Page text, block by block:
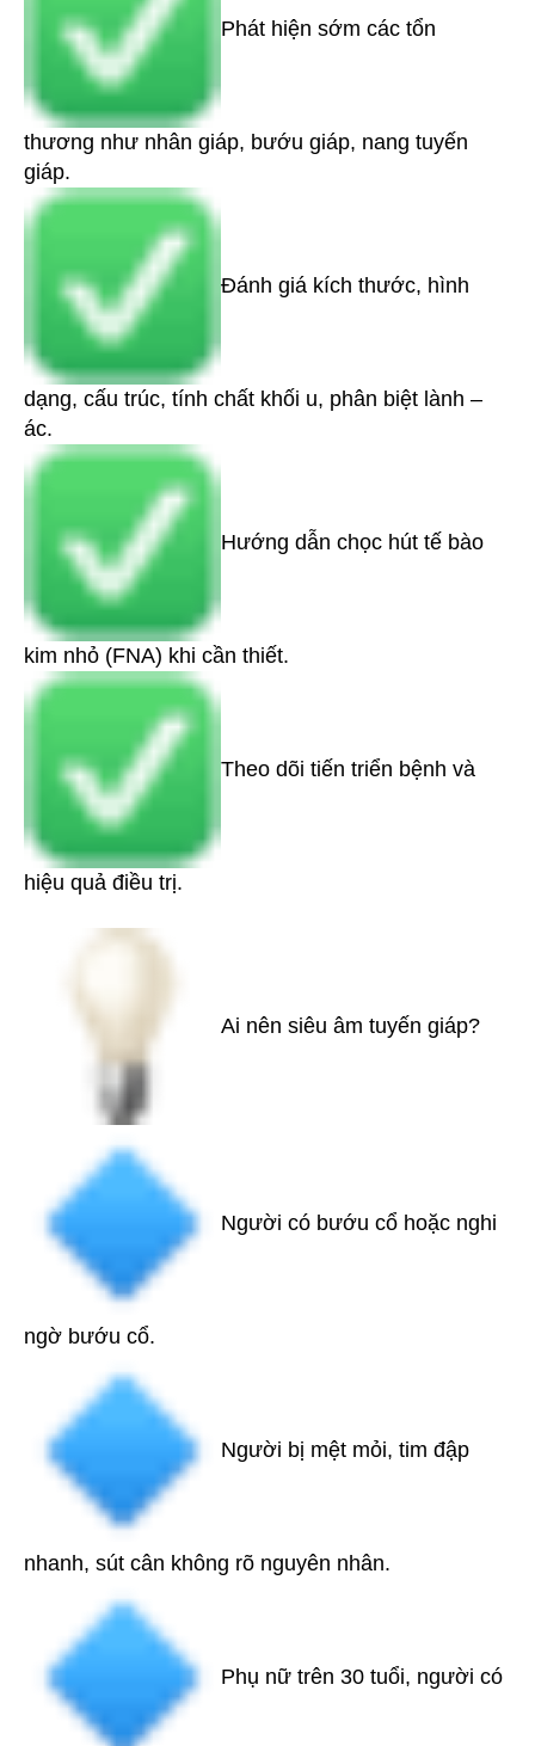
Phát hiện sớm các tổn
thương như nhân giáp, bướu giáp, nang tuyến
giáp.
Đánh giá kích thước, hình
dạng, cấu trúc, tính chất khối u, phân biệt lành –
ác.
Hướng dẫn chọc hút tế bào
kim nhỏ (FNA) khi cần thiết.
Theo dõi tiến triển bệnh và
hiệu quả điều trị.
Ai nên siêu âm tuyến giáp?
Người có bướu cổ hoặc nghi
ngờ bướu cổ.
Người bị mệt mỏi, tim đập
nhanh, sút cân không rõ nguyên nhân.
Phụ nữ trên 30 tuổi, người có